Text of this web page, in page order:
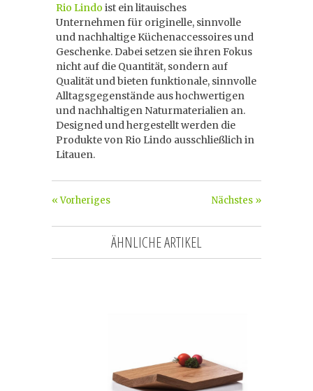
Rio Lindo ist ein litauisches
Unternehmen für originelle, sinnvolle
und nachhaltige Küchenaccessoires und
Geschenke. Dabei setzen sie ihren Fokus
nicht auf die Quantität, sondern auf
Qualität und bieten funktionale, sinnvolle
Alltagsgegenstände aus hochwertigen
und nachhaltigen Naturmaterialien an.
Designed und hergestellt werden die
Produkte von Rio Lindo ausschließlich in
Litauen.
Nächstes »
« Vorheriges
ÄHNLICHE ARTIKEL